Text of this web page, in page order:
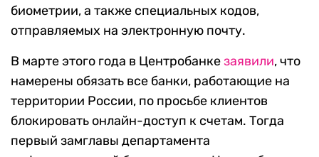
биометрии, а также специальных кодов,
отправляемых на электронную почту.
В марте этого года в Центробанкезаявили, что
намерены обязать все банки, работающие на
территории России, по просьбе клиентов
блокировать онлайн-доступ к счетам. Тогда
первый замглавы департамента